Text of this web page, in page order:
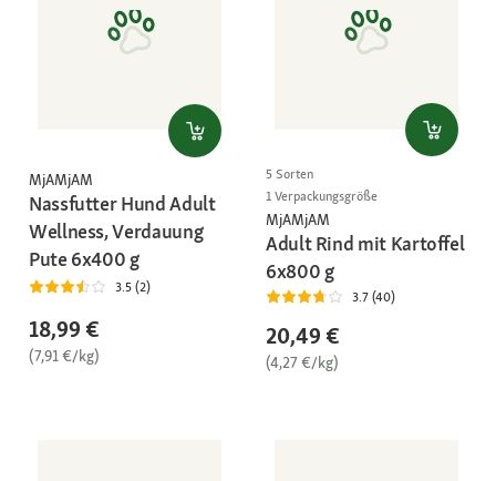
MjAMjAM
Nassfutter Hund Adult
Wellness, Verdauung
Pute 6x400 g
3.5 (2)
18,99 €
(7,91 €/kg)
5 Sorten
1 Verpackungsgröße
MjAMjAM
Adult Rind mit Kartoffel
6x800 g
3.7 (40)
20,49 €
(4,27 €/kg)